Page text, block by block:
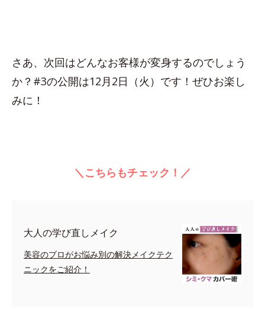
さあ、次回はどんなお客様が変身するのでしょう
か？#3の公開は12月2日（火）です！ぜひお楽し
みに！
＼こちらもチェック！／
大人の学び直しメイク
美容のプロがお悩み別の解決メイクテク
ニックをご紹介！